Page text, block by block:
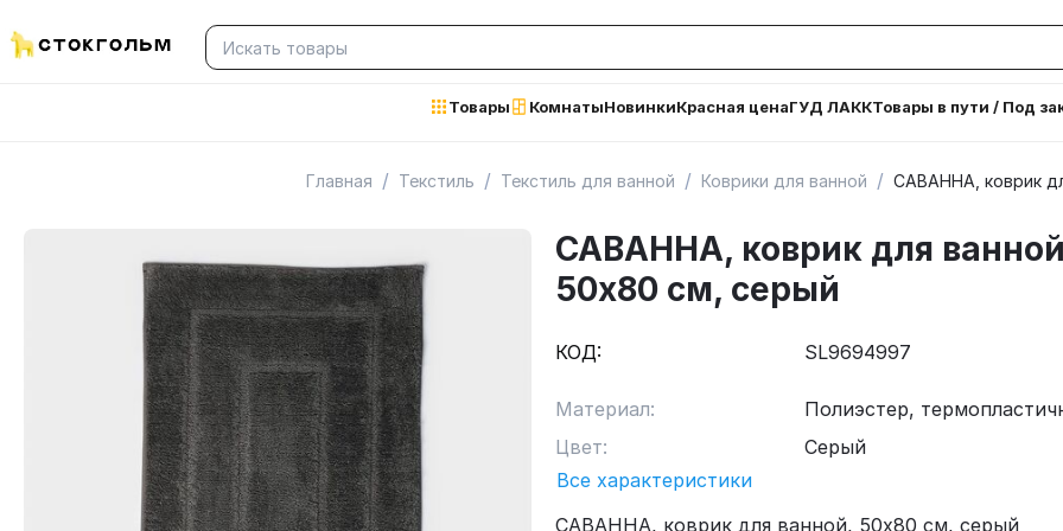
Товары КомнатыНовинкиКрасная ценаГУД ЛАККТовары в пути / Под
Главная / Текстиль / Текстиль для ванной / Коврики для ванной / САВАННА, коврик
САВАННА, коврик для
50х80 см, серый
КОД: SL9694997
Материал:
Полиэстер,
Цвет:
Серый
Все характеристики
САВАННА, коврик для ванной, 50х80 см, серый